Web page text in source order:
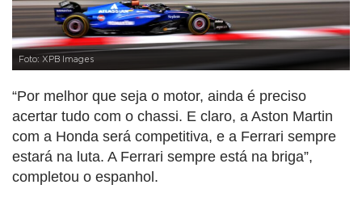
Foto: XPB Images
“Por melhor que seja o motor, ainda é preciso
acertar tudo com o chassi. E claro, a Aston Martin
com a Honda será competitiva, e a Ferrari sempre
estará na luta. A Ferrari sempre está na briga”,
completou o espanhol.